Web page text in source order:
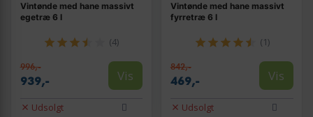
Vintønde med hane massivt
egetræ 6 l
(4)
996,-
939,- Vis
Udsolgt
Vintønde med hane massivt
fyrretræ 6 l
(1)
842,-
469,- Vis
Udsolgt